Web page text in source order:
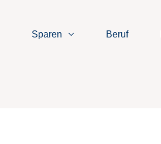
Sparen Beruf